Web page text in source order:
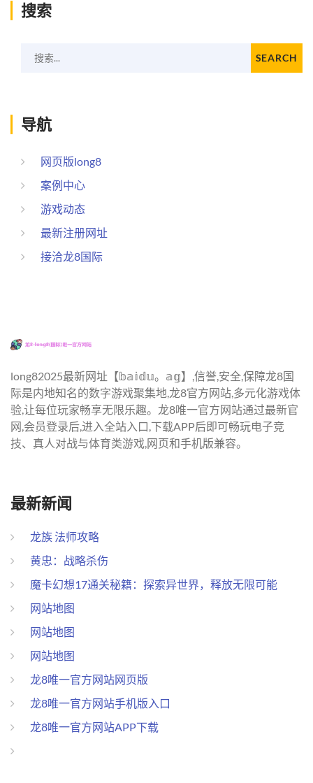
搜索
搜索... SEARCH
导航
网页版long8
案例中心
游戏动态
最新注册网址
接洽龙8国际
long82025最新网址【𝕓𝕒𝕚𝕕𝕦。𝕒𝕘】,信誉,安全,保障龙8国
际是内地知名的数字游戏聚集地,龙8官方网站,多元化游戏体
验,让每位玩家畅享无限乐趣。龙8唯一官方网站通过最新官
网,会员登录后,进入全站入口,下载APP后即可畅玩电子竞
技、真人对战与体育类游戏,网页和手机版兼容。
最新新闻
龙族 法师攻略
黄忠：战略杀伤
魔卡幻想17通关秘籍：探索异世界，释放无限可能
网站地图
网站地图
网站地图
龙8唯一官方网站网页版
龙8唯一官方网站手机版入口
龙8唯一官方网站APP下载